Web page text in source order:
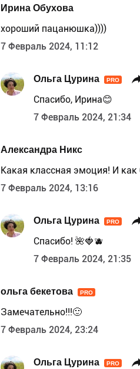
Ирина Обухова
хороший пацанюшка))))
7 Февраль 2024, 11:12
Ольга Цурина PRO
Спасибо, Ирина😊
7 Февраль 2024, 21:34
Александра Никс
Какая классная эмоция! И как
7 Февраль 2024, 13:16
Ольга Цурина PRO
Спасибо! 🌺🍓🫐
7 Февраль 2024, 21:35
ольга бекетова PRO
Замечательно!!!🙂
7 Февраль 2024, 23:24
Ольга Цурина PRO